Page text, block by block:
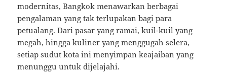
modernitas, Bangkok menawarkan berbagai
pengalaman yang tak terlupakan bagi para
petualang. Dari pasar yang ramai, kuil-kuil yang
megah, hingga kuliner yang menggugah selera,
setiap sudut kota ini menyimpan keajaiban yang
menunggu untuk dijelajahi.